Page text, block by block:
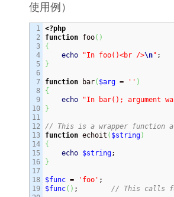
使用例）
1
2
3
4
5
6
7
8
9
10
11
12
13
14
15
16
17
18
19
<?php
function foo( )
{
echo
"In foo()<br />\n"
}
function bar( $arg = '' )
{
echo
"In bar(); argument
}
// This is a wrapper function
function echoit ( $string)
{
echo $string
}
$func = 'foo'
$func( ) ; // This calls